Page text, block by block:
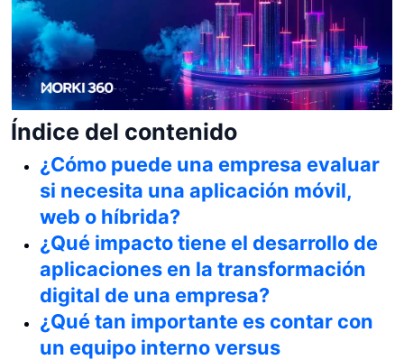
Índice del contenido
¿Cómo puede una empresa evaluar
si necesita una aplicación móvil,
web o híbrida?
¿Qué impacto tiene el desarrollo de
aplicaciones en la transformación
digital de una empresa?
¿Qué tan importante es contar con
un equipo interno versus